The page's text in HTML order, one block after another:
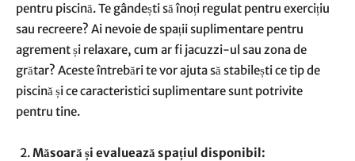
pentru piscină. Te gândești să înoți regulat pentru exercițiu
sau recreere? Ai nevoie de spații suplimentare pentru
agrement și relaxare, cum ar fi jacuzzi-ul sau zona de
grătar? Aceste întrebări te vor ajuta să stabilești ce tip de
piscină și ce caracteristici suplimentare sunt potrivite
pentru tine.
Măsoară și evaluează spațiul disponibil: